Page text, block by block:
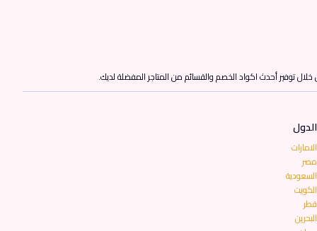
توفير أحدث اكواد الخصم والقسائم من المتاجر المفضلة لديك.
الدول
الامارات
مصر
السعودية
الكويت
قطر
البحرين